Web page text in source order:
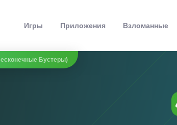
Игры Приложения Взломанные
Бустеры)